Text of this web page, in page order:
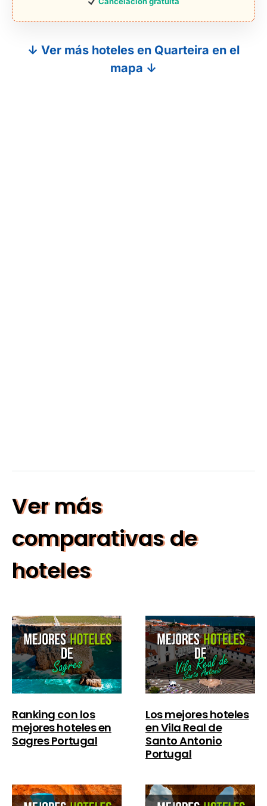
↓ Ver más hoteles en Quarteira en el
mapa ↓
Ver más
comparativas de
hoteles
Ranking con los
mejores hoteles en
Sagres Portugal
Los mejores hoteles
en Vila Real de
Santo Antonio
Portugal